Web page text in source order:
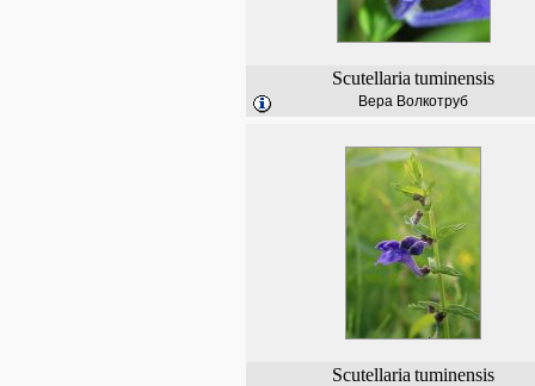
Scutellaria tuminensis
Вера Волкотруб
Scutellaria tuminensis